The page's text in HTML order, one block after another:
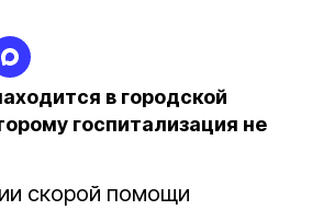
в городской
госпитализация не
скорой помощи